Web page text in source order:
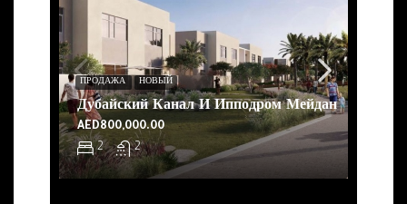
Дубайский Канал И Ипподром Мейдан
2 2
AED800,000.00
ПРОДАЖА НОВЫЙ